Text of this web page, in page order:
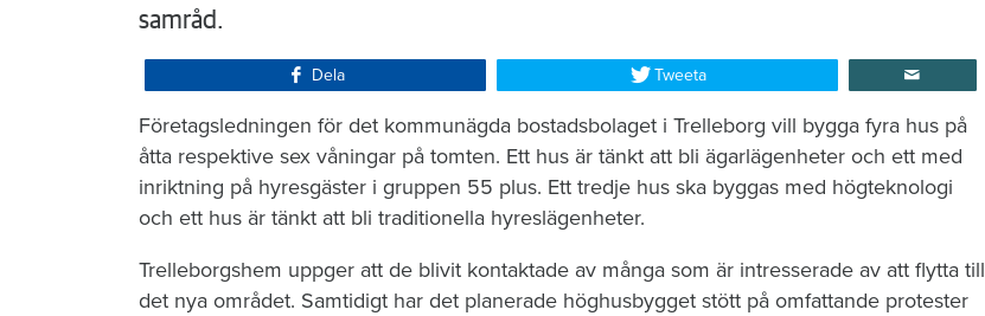
samråd.
Dela Tweeta
​Företagsledningen för det kommunägda bostadsbolaget i Trelleborg vill bygga fyra hus på
åtta respektive sex våningar på tomten. Ett hus är tänkt att bli ägarlägenheter och ett med
inriktning på hyresgäster i gruppen 55 plus. Ett tredje hus ska byggas med högteknologi
och ett hus är tänkt att bli traditionella hyreslägenheter.
Trelleborgshem uppger att de blivit kontaktade av många som är intresserade av att flytta till
det nya området. Samtidigt har det planerade höghusbygget stött på omfattande protester